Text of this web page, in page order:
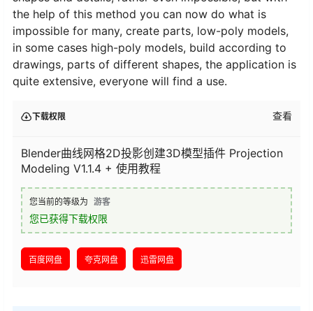
the help of this method you can now do what is
impossible for many, create parts, low-poly models,
in some cases high-poly models, build according to
drawings, parts of different shapes, the application is
quite extensive, everyone will find a use.
下载权限 查看
Blender曲线网格2D投影创建3D模型插件 Projection
Modeling V1.1.4 + 使用教程
您当前的等级为 游客
您已获得下载权限
百度网盘 夸克网盘 迅雷网盘